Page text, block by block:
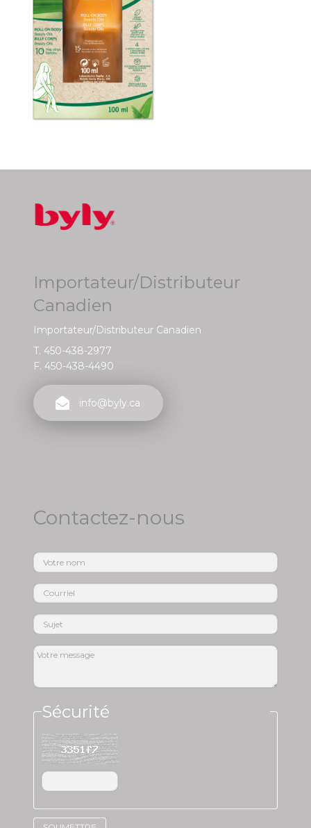
Importateur/Distributeur
Canadien
Importateur/Distributeur Canadien
T. 450-438-2977
F. 450-438-4490
info@byly.ca
Contactez-nous
Sécurité